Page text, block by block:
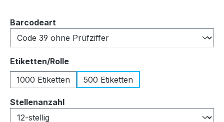
Barcodeart
Etiketten/Rolleauswählen
1000 Etiketten
500 Etiketten
Stellenanzahlauswählen